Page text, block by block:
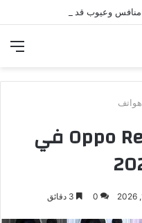
هواتف
سعر هاتف Oppo Reno13 في
0